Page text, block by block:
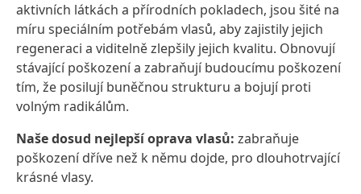
aktivních látkách a přírodních pokladech, jsou šité na
míru speciálním potřebám vlasů, aby zajistily jejich
regeneraci a viditelně zlepšily jejich kvalitu. Obnovují
stávající poškození a zabraňují budoucímu poškození
tím, že posilují buněčnou strukturu a bojují proti
volným radikálům.
Naše dosud nejlepší oprava vlasů: zabraňuje
poškození dříve než k němu dojde, pro dlouhotrvající
krásné vlasy.